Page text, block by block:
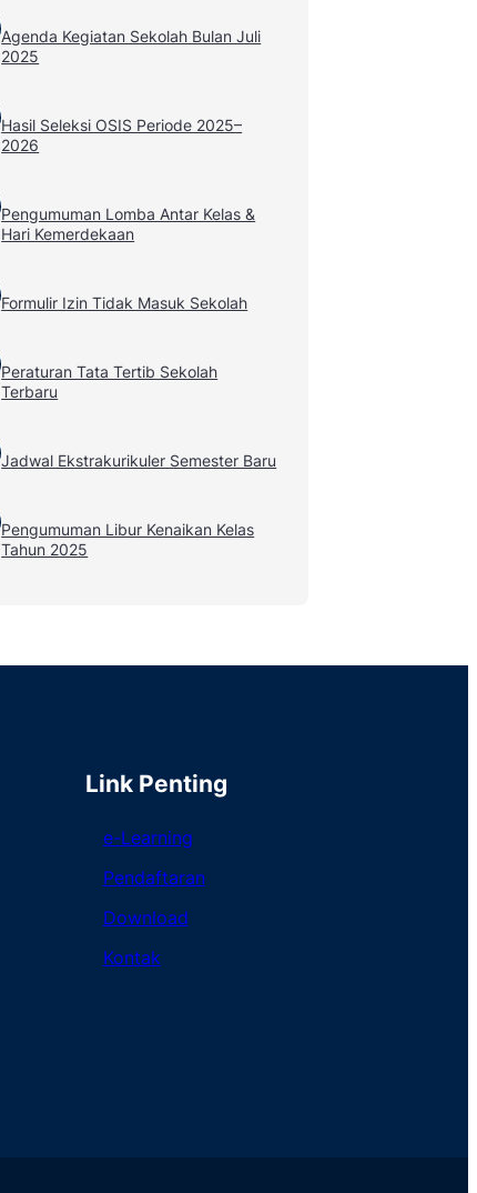
Agenda Kegiatan Sekolah Bulan Juli
2025
Hasil Seleksi OSIS Periode 2025–
2026
Pengumuman Lomba Antar Kelas &
Hari Kemerdekaan
Formulir Izin Tidak Masuk Sekolah
Peraturan Tata Tertib Sekolah
Terbaru
Jadwal Ekstrakurikuler Semester Baru
Pengumuman Libur Kenaikan Kelas
Tahun 2025
Link Penting
e-Learning
Pendaftaran
Download
Kontak